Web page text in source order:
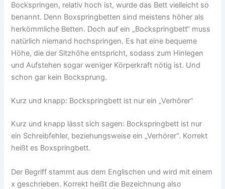
Bockspringen, relativ hoch ist, wurde das Bett vielleicht so
benannt. Denn Boxspringbetten sind meistens höher als
herkömmliche Betten. Doch auf ein „Bockspringbett“ muss
natürlich niemand hochspringen. Es hat eine bequeme
Höhe, die der Sitzhöhe entspricht, sodass zum Hinlegen
und Aufstehen sogar weniger Körperkraft nötig ist. Und
schon gar kein Bocksprung.
Kurz und knapp: Bockspringbett ist nur ein „Verhörer“
Kurz und knapp lässt sich sagen: Bockspringbett ist nur
ein Schreibfehler, beziehungsweise ein „Verhörer“. Korrekt
heißt es Boxspringbett.
Der Begriff stammt aus dem Englischen und wird mit einem
x geschrieben. Korrekt heißt die Bezeichnung also